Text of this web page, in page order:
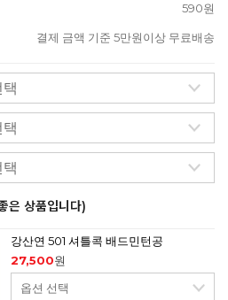
590원
결제 금액 기준 5만원이상 무료배송
은 상품입니다)
강산연 501 셔틀콕 배드민턴공
27,500원